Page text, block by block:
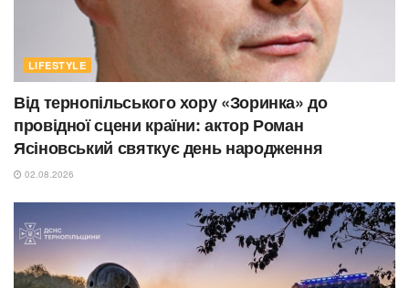
LIFESTYLE
Від тернопільського хору «Зоринка» до
провідної сцени країни: актор Роман
Ясіновський святкує день народження
02.08.2026